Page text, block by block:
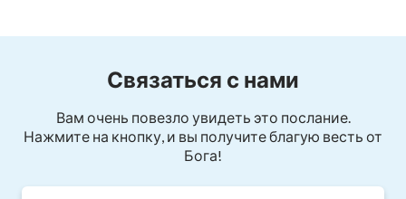
Связаться с нами
Вам очень повезло увидеть это послание.
Нажмите на кнопку, и вы получите благую весть от
Бога!